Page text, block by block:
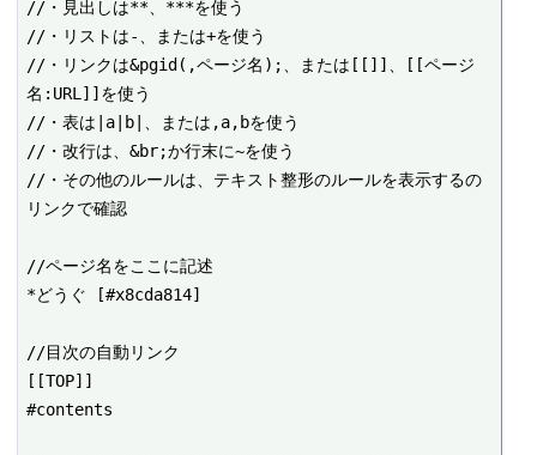
//・見出しは**、***を使う
//・リストは-、または+を使う
//・リンクは&pgid(,ページ名);、または[[]]、[[ページ
名:URL]]を使う
//・表は|a|b|、または,a,bを使う
//・改行は、&br;か行末に~を使う
//・その他のルールは、テキスト整形のルールを表示するの
リンクで確認
//ページ名をここに記述
*どうぐ [#x8cda814]
//目次の自動リンク
[[TOP]]
#contents